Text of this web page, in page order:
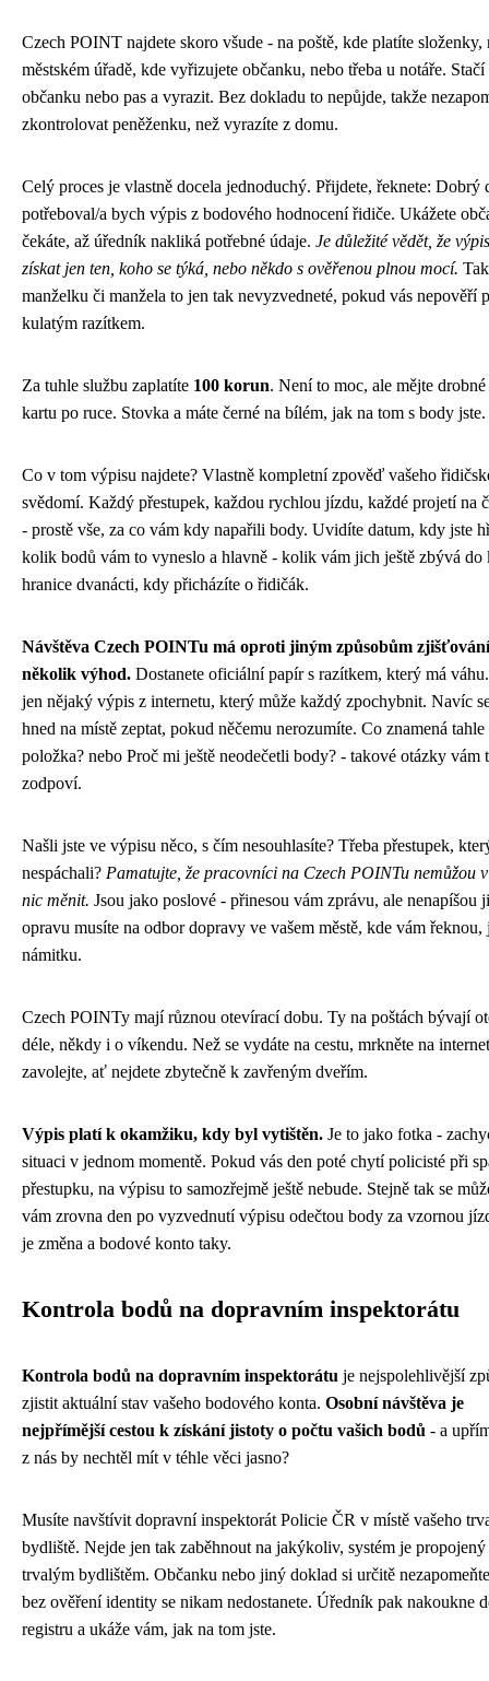
Czech POINT najdete skoro všude - na poště, kde platíte složenky,
městském úřadě, kde vyřizujete občanku, nebo třeba u notáře.
občanku nebo pas a vyrazit. Bez dokladu to nepůjde, takže
zkontrolovat peněženku, než vyrazíte z domu.
Celý proces je vlastně docela jednoduchý. Přijdete, řeknete: Dobrý
potřeboval/a bych výpis z bodového hodnocení řidiče. Ukážete
čekáte, až úředník nakliká potřebné údaje. Je důležité vědět, že
získat jen ten, koho se týká, nebo někdo s ověřenou plnou mocí.
manželku či manžela to jen tak nevyzvedneté, pokud vás nepověří
kulatým razítkem.
Za tuhle službu zaplatíte 100 korun. Není to moc, ale mějte drobné
kartu po ruce. Stovka a máte černé na bílém, jak na tom s body jste.
Co v tom výpisu najdete? Vlastně kompletní zpověď vašeho
svědomí. Každý přestupek, každou rychlou jízdu, každé projetí na
- prostě vše, za co vám kdy napařili body. Uvidíte datum, kdy jste
kolik bodů vám to vyneslo a hlavně - kolik vám jich ještě zbývá do
hranice dvanácti, kdy přicházíte o řidičák.
Návštěva Czech POINTu má oproti jiným způsobům
několik výhod. Dostanete oficiální papír s razítkem, který má
jen nějaký výpis z internetu, který může každý zpochybnit. Navíc
hned na místě zeptat, pokud něčemu nerozumíte. Co znamená tahle
položka? nebo Proč mi ještě neodečetli body? - takové otázky vám
zodpoví.
Našli jste ve výpisu něco, s čím nesouhlasíte? Třeba přestupek,
nespáchali? Pamatujte, že pracovníci na Czech POINTu nemůžou
nic měnit. Jsou jako poslové - přinesou vám zprávu, ale nenapíšou
opravu musíte na odbor dopravy ve vašem městě, kde vám řeknou,
námitku.
Czech POINTy mají různou otevírací dobu. Ty na poštách bývají
déle, někdy i o víkendu. Než se vydáte na cestu, mrkněte na
zavolejte, ať nejdete zbytečně k zavřeným dveřím.
Výpis platí k okamžiku, kdy byl vytištěn. Je to jako fotka -
situaci v jednom momentě. Pokud vás den poté chytí policisté při
přestupku, na výpisu to samozřejmě ještě nebude. Stejně tak se
vám zrovna den po vyzvednutí výpisu odečtou body za vzornou
je změna a bodové konto taky.
Kontrola bodů na dopravním inspektorátu
Kontrola bodů na dopravním inspektorátu je nejspolehlivější
zjistit aktuální stav vašeho bodového konta. Osobní návštěva je
nejpřímější cestou k získání jistoty o počtu vašich bodů - a
z nás by nechtěl mít v téhle věci jasno?
Musíte navštívit dopravní inspektorát Policie ČR v místě vašeho
bydliště. Nejde jen tak zaběhnout na jakýkoliv, systém je propojený
trvalým bydlištěm. Občanku nebo jiný doklad si určitě
bez ověření identity se nikam nedostanete. Úředník pak nakoukne
registru a ukáže vám, jak na tom jste.